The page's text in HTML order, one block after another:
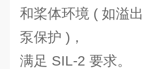
和桨体环境 ( 如溢
泵保护 )，
满足 SIL-2 要求。